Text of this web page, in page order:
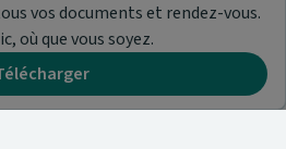
vos documents et rendez-vous.
où que vous soyez.